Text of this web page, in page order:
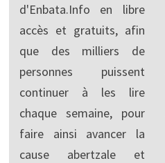
d'Enbata.Info en libre
accès et gratuits, afin
que des milliers de
personnes puissent
continuer à les lire
chaque semaine, pour
faire ainsi avancer la
cause abertzale et